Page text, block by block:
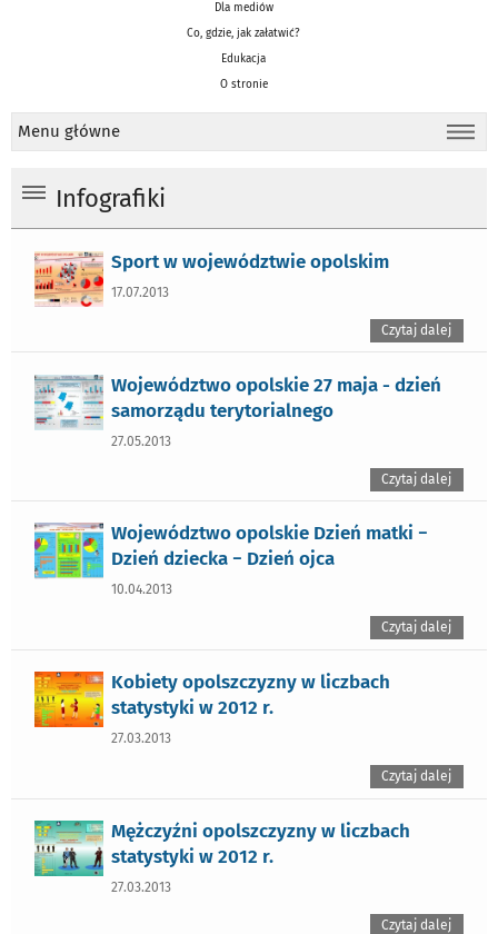
Dla mediów
Co, gdzie, jak załatwić?
Edukacja
O stronie
Menu główne
Infografiki
Sport w województwie opolskim
17.07.2013
Czytaj dalej
Województwo opolskie 27 maja - dzień
samorządu terytorialnego
27.05.2013
Czytaj dalej
Województwo opolskie Dzień matki −
Dzień dziecka − Dzień ojca
10.04.2013
Czytaj dalej
Kobiety opolszczyzny w liczbach
statystyki w 2012 r.
27.03.2013
Czytaj dalej
Mężczyźni opolszczyzny w liczbach
statystyki w 2012 r.
27.03.2013
Czytaj dalej